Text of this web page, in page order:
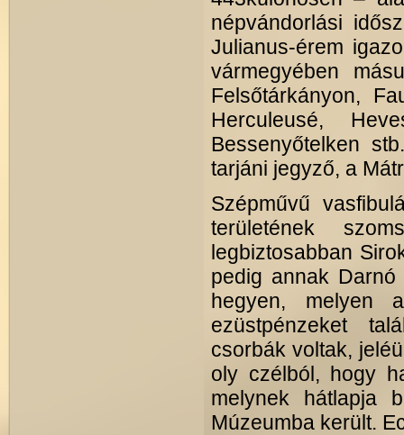
népvándorlási
Julianus-érem
vármegyében
Felsőtárkányon,
Herculeusé,
Bessenyőtelken
tarjáni jegyző, a
Szépművű
területének
legbiztosabban
pedig annak
hegyen, melyen
ezüstpénzeket
csorbák voltak,
oly czélból, hogy
melynek hátlapja
Múzeumba került.